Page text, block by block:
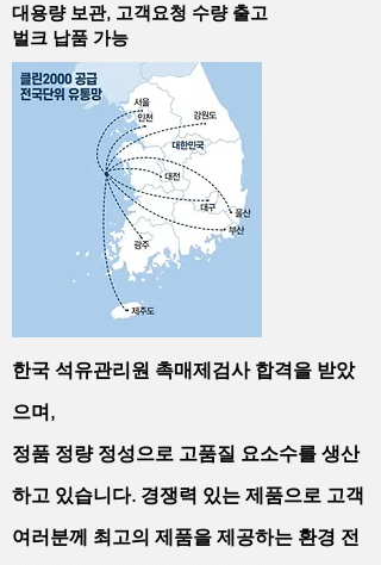
대용량 보관, 고객요청 수량 출고
​벌크 납품 가능
한국 석유관리원 촉매제검사 합격을 받았
으며,
정품 정량 정성으로 고품질 요소수를 생산
하고 있습니다. 경쟁력 있는 제품으로 고객
여러분께 최고의 제품을 제공하는 환경 전